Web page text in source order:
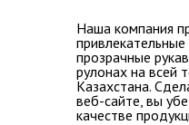
Наша компания
прозрачные
рулонах на всей
Казахстана.
веб-сайте, вы
качестве